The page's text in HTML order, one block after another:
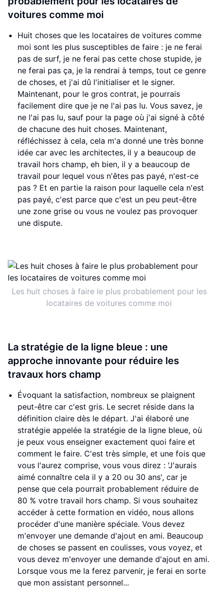
voitures comme moi
Huit choses que les locataires de voitures comme
moi sont les plus susceptibles de faire : je ne ferai
pas de surf, je ne ferai pas cette chose stupide, je
ne ferai pas ça, je la rendrai à temps, tout ce genre
de choses, et j'ai dû l'initialiser et le signer.
Maintenant, pour le gros contrat, je pourrais
facilement dire que je ne l'ai pas lu. Vous savez, je
ne l'ai pas lu, sauf pour la page où j'ai signé à côté
de chacune des huit choses. Maintenant,
réfléchissez à cela, cela m'a donné une très bonne
idée car avec les architectes, il y a beaucoup de
travail hors champ, eh bien, il y a beaucoup de
travail pour lequel vous n'êtes pas payé, n'est-ce
pas ? Et en partie la raison pour laquelle cela n'est
pas payé, c'est parce que c'est un peu peut-être
une zone grise ou vous ne voulez pas provoquer
une dispute.
Les huit choses à faire le plus probablement pour les
locataires de voitures comme moi
La stratégie de la ligne bleue : une
approche innovante pour réduire les
travaux hors champ
Évoquant la satisfaction, nombreux se plaignent
peut-être car c'est gris. Le secret réside dans la
définition claire dès le départ. J'ai élaboré une
stratégie appelée la stratégie de la ligne bleue, où
je peux vous enseigner exactement quoi faire et
comment le faire. C'est très simple, et une fois que
vous l'aurez comprise, vous vous direz : 'J'aurais
aimé connaître cela il y a 20 ou 30 ans', car je
pense que cela pourrait probablement réduire de
80 % votre travail hors champ. Si vous souhaitez
accéder à cette formation en vidéo, nous allons
procéder d'une manière spéciale. Vous devez
m'envoyer une demande d'ajout en ami. Beaucoup
de choses se passent en coulisses, vous voyez, et
vous devez m'envoyer une demande d'ajout en ami.
Lorsque vous me la ferez parvenir, je ferai en sorte
que mon assistant personnel...